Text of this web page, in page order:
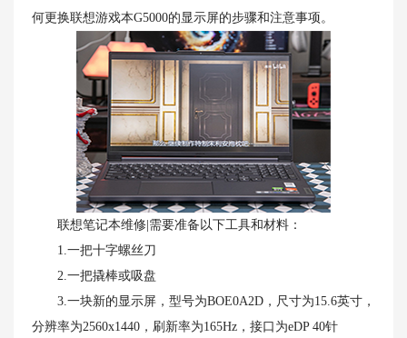
何更换联想游戏本G5000的显示屏的步骤和注意事项。
联想笔记本维修|需要准备以下工具和材料：
1.一把十字螺丝刀
2.一把撬棒或吸盘
3.一块新的显示屏，型号为BOE0A2D，尺寸为15.6英寸，
分辨率为2560x1440，刷新率为165Hz，接口为eDP 40针